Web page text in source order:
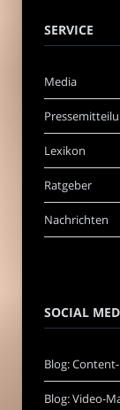
SERVICE
Media
Lexikon
Ratgeber
Nachrichten
SOCIAL
Blog:
Blog: Video-